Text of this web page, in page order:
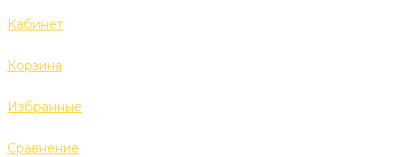
Кабинет
Корзина
Избранные
Сравнение